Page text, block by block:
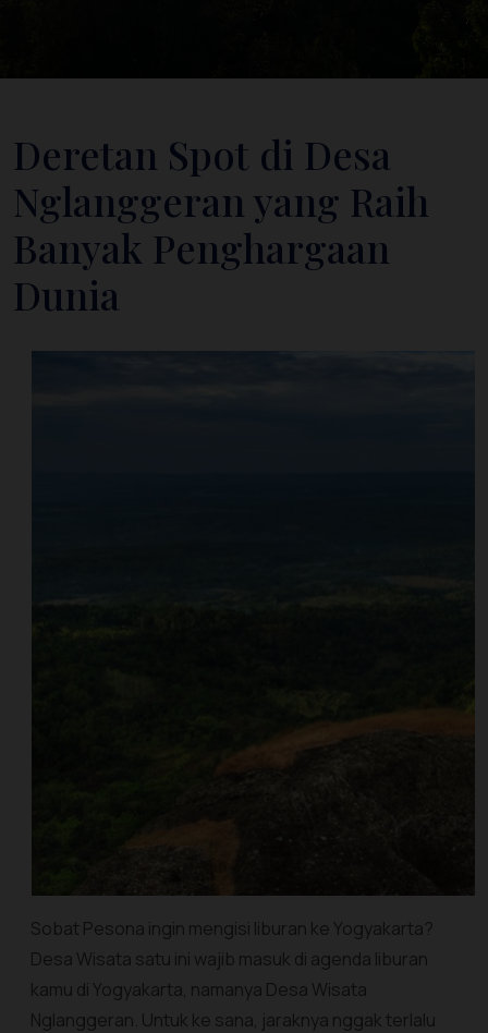
Deretan Spot di Desa
Nglanggeran yang Raih
Banyak Penghargaan
Dunia
Sobat Pesona ingin mengisi liburan ke Yogyakarta?
Desa Wisata satu ini wajib masuk di agenda liburan
kamu di Yogyakarta, namanya Desa Wisata
Nglanggeran. Untuk ke sana, jaraknya nggak terlalu